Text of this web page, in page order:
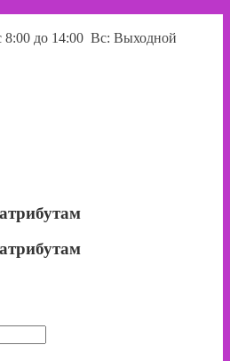
до 14:00 Вс: Выходной